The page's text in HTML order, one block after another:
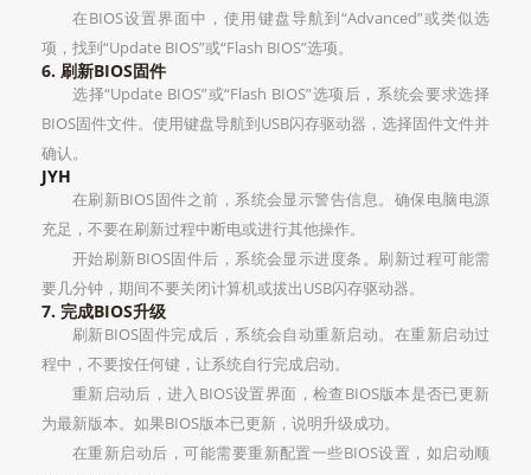
在BIOS设置界面中，使用键盘导航到“Advanced”或类似选
项，找到“Update BIOS”或“Flash BIOS”选项。
6. 刷新BIOS固件
选择“Update BIOS”或“Flash BIOS”选项后，系统会要求选择
BIOS固件文件。使用键盘导航到USB闪存驱动器，选择固件文件并
确认。
JYH
在刷新BIOS固件之前，系统会显示警告信息。确保电脑电源
充足，不要在刷新过程中断电或进行其他操作。
开始刷新BIOS固件后，系统会显示进度条。刷新过程可能需
要几分钟，期间不要关闭计算机或拔出USB闪存驱动器。
7. 完成BIOS升级
刷新BIOS固件完成后，系统会自动重新启动。在重新启动过
程中，不要按任何键，让系统自行完成启动。
重新启动后，进入BIOS设置界面，检查BIOS版本是否已更新
为最新版本。如果BIOS版本已更新，说明升级成功。
在重新启动后，可能需要重新配置一些BIOS设置，如启动顺